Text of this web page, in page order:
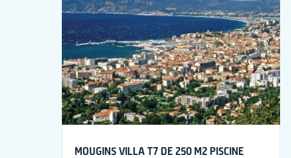
MOUGINS VILLA T7 DE 250 M2 PISCINE